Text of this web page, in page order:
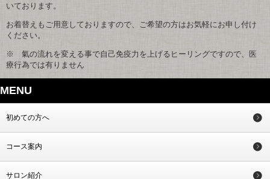
いております。
お着替えもご用意しておりますので、ご希望の方はお気軽にお申し付け
ください。
※ 氣の流れを変える事で自己免疫力を上げるヒーリングですので、医
療行為では有りません
MENU
初めての方へ
コース案内
サロン紹介